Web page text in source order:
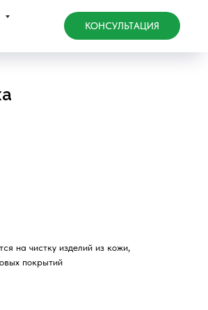
КОНСУЛЬТАЦИЯ
на чистку изделий из кожи,
покрытий